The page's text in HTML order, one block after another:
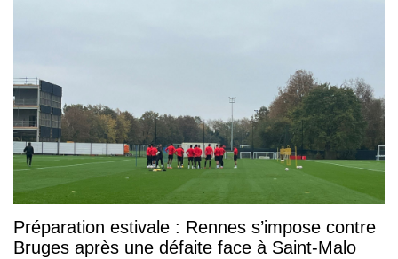
Préparation estivale : Rennes s’impose contre
Bruges après une défaite face à Saint-Malo